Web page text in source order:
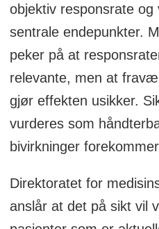
objektiv responsrate
sentrale endepunkter.
peker på at
relevante, men at
gjør effekten usikker.
vurderes som
bivirkninger
Direktoratet for
anslår at det på sikt vil